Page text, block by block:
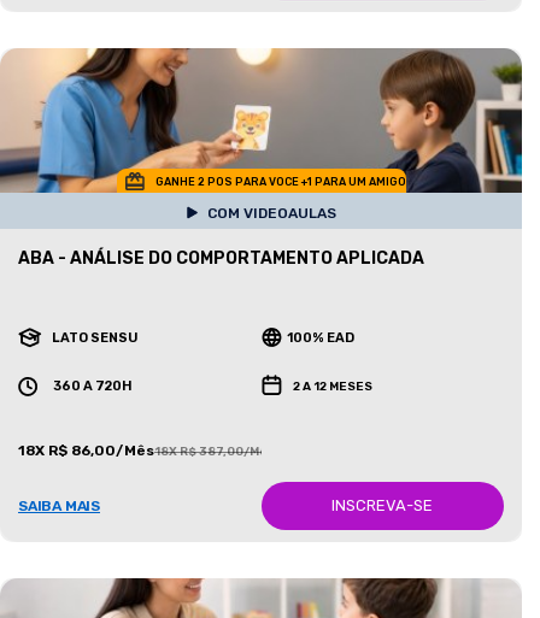
GANHE 2 POS PARA VOCE +1 PARA UM AMIGO
COM VIDEOAULAS
ABA - ANÁLISE DO COMPORTAMENTO APLICADA
LATO SENSU 100% EAD
360 A 720H 2 A 12 MESES
18X R$ 86,00/Mês18X R$ 387,00/Mês
SAIBA MAIS INSCREVA-SE